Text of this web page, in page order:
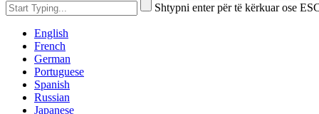
Shtypni enter për të kërkuar ose
English
French
German
Portuguese
Spanish
Russian
Japanese